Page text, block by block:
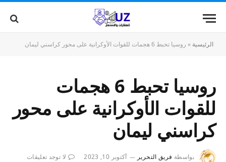
الرئيسية » روسيا تحبط 6 هجمات للقوات الأوكرانية على محور كراسني ليمان
روسيا تحبط 6 هجمات
للقوات الأوكرانية على محور
كراسني ليمان
بواسطة فريق التحرير أكتوبر 10, 2023
لا توجد تعليقات